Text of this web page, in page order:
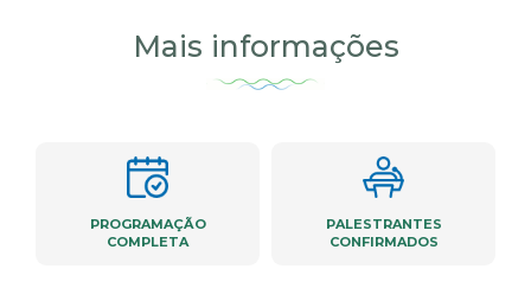
Mais informações
PROGRAMAÇÃO
COMPLETA
PALESTRANTES
CONFIRMADOS